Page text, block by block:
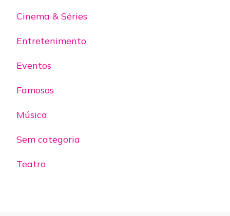
Cinema & Séries
Entretenimento
Eventos
Famosos
Música
Sem categoria
Teatro